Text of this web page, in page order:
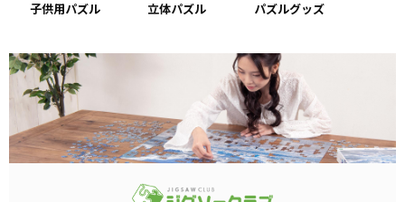
子供用パズル 立体パズル パズルグッズ